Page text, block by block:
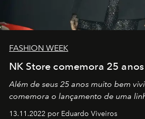
FASHION WEEK
NK Store comemora 25
Além de seus 25 anos muito bem
comemora o lançamento de uma
13.11.2022 por Eduardo Viveiros